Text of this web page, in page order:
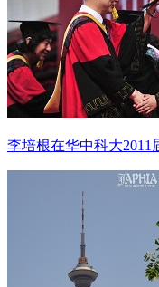
李培根在华中科大2011